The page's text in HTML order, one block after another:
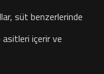
süt benzerlerinde
asitleri içerir ve